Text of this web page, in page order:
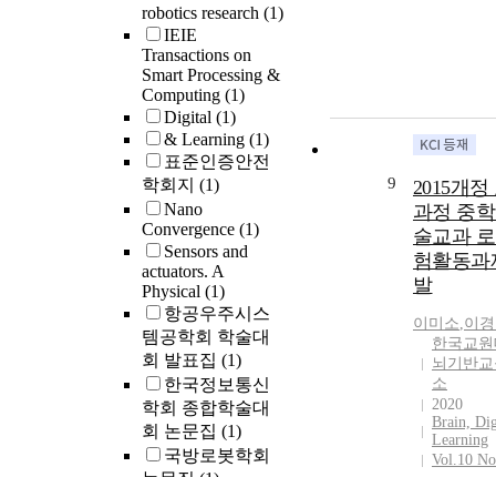
robotics research (1)
IEIE
Transactions on
Smart Processing &
Computing (1)
Digital (1)
& Learning (1)
표준인증안전
학회지 (1)
Nano
Convergence (1)
Sensors and
actuators. A
Physical (1)
항공우주시스
템공학회 학술대
회 발표집 (1)
한국정보통신
학회 종합학술대
회 논문집 (1)
국방로봇학회
9
2015개정
과정 중
술교과
험활동과
발
이미소,이
한국교
뇌기반
소
2020
Brain,
Learning
Vol.10